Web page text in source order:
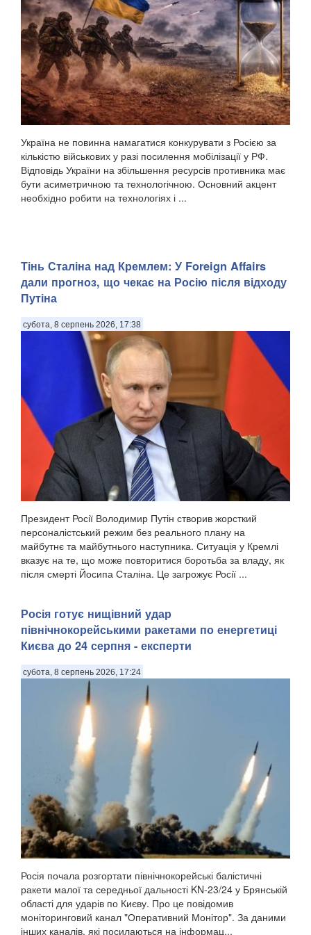
Україна не повинна намагатися конкурувати з Росією за
кількістю військових у разі посилення мобілізації у РФ.
Відповідь України на збільшення ресурсів противника має
бути асиметричною та технологічною. Основний акцент
необхідно робити на технологіях і ...
Тінь Сталіна над Кремлем: У Foreign Affairs
дали прогноз, що чекає на Росію після відходу
Путіна
субота, 8 серпень 2026, 17:38
Президент Росії Володимир Путін створив жорсткий
персоналістський режим без реального плану на
майбутнє та майбутнього наступника. Ситуація у Кремлі
вказує на те, що може повторитися боротьба за владу, як
після смерті Йосипа Сталіна. Це загрожує Росії ...
Росія готує нищівний удар
північнокорейськими ракетами по енергетиці
Києва до 24 серпня - експерти
субота, 8 серпень 2026, 17:24
Росія почала розгортати північнокорейські балістичні
ракети малої та середньої дальності KN-23/24 у Брянській
області для ударів по Києву. Про це повідомив
моніторинговий канал "Оперативний Монітор". За даними
інших каналів, які посилаються на інформац...